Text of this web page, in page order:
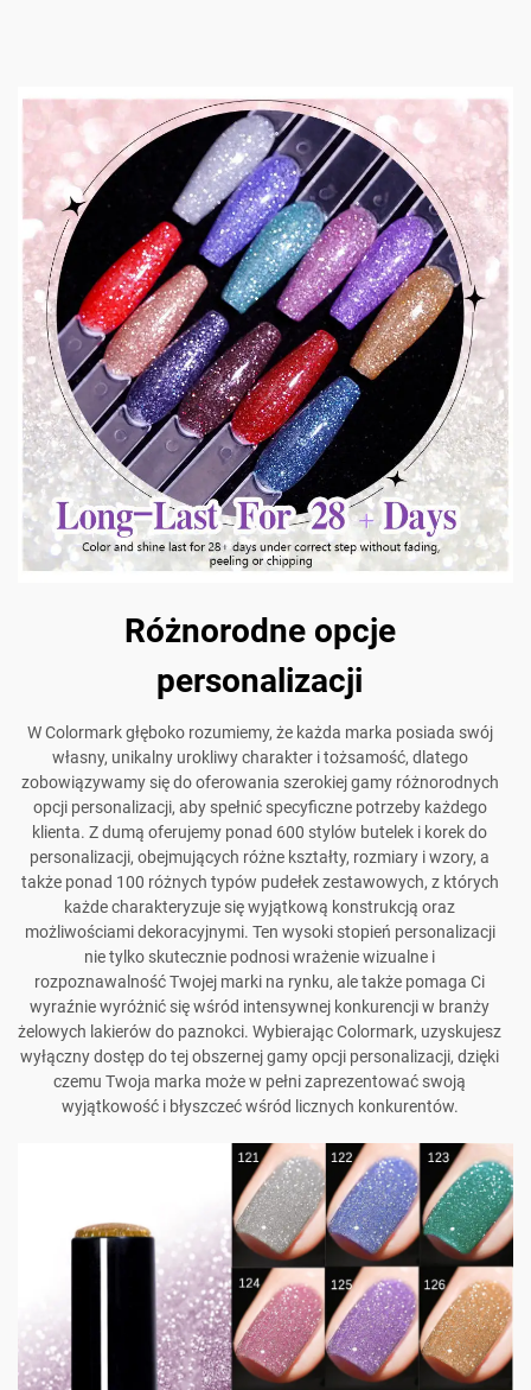
Różnorodne opcje
personalizacji
W Colormark głęboko rozumiemy, że każda marka posiada swój
własny, unikalny urokliwy charakter i tożsamość, dlatego
zobowiązywamy się do oferowania szerokiej gamy różnorodnych
opcji personalizacji, aby spełnić specyficzne potrzeby każdego
klienta. Z dumą oferujemy ponad 600 stylów butelek i korek do
personalizacji, obejmujących różne kształty, rozmiary i wzory, a
także ponad 100 różnych typów pudełek zestawowych, z których
każde charakteryzuje się wyjątkową konstrukcją oraz
możliwościami dekoracyjnymi. Ten wysoki stopień personalizacji
nie tylko skutecznie podnosi wrażenie wizualne i
rozpoznawalność Twojej marki na rynku, ale także pomaga Ci
wyraźnie wyróżnić się wśród intensywnej konkurencji w branży
żelowych lakierów do paznokci. Wybierając Colormark, uzyskujesz
wyłączny dostęp do tej obszernej gamy opcji personalizacji, dzięki
czemu Twoja marka może w pełni zaprezentować swoją
wyjątkowość i błyszczeć wśród licznych konkurentów.